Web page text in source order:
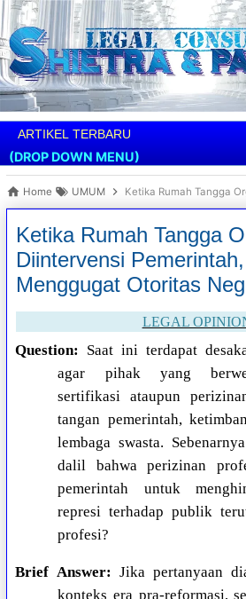
(DROP DOWN MENU)
Home UMUM Ketika Rumah Tangga Organisasi
Ketika Rumah Tangga
Diintervensi
Menggugat Otoritas
LEGAL
Question: Saat ini terdapat
agar pihak yang
sertifikasi ataupun
tangan pemerintah,
lembaga swasta.
dalil bahwa perizinan
pemerintah untuk
represi terhadap publik
profesi?
Brief Answer: Jika pertanyaan
konteks era pra-reformasi,